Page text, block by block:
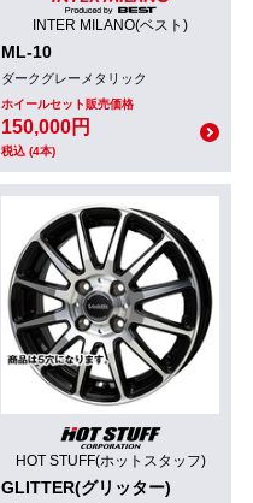
INTER MILANO(ベスト)
ML-10
ダークグレーメタリック
ホイールセット販売価格
150,000円
税込 (4本)
HOT STUFF(ホットスタッフ)
GLITTER(グリッター)